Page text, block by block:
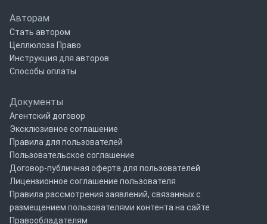
Авторам
Стать автором
Целлюлоза Право
Инструкция для авторов
Способы оплаты
Документы
Агентский договор
Эксклюзивное соглашение
Правила для пользователей
Пользовательское соглашение
Договор-публичная оферта для пользователей
Лицензионное соглашение пользователя
Правила рассмотрения заявлений, связанных с
размещением пользователями контента на сайте
Правообладателям